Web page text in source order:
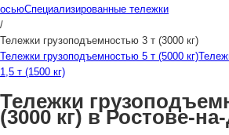
осьюСпециализированные тележки
/
Тележки грузоподъемностью 3 т (3000 кг)
Тележки грузоподъемностью 5 т (5000 кг)
1,5 т (1500 кг)
Тележки
(3000 кг) в Ростове-